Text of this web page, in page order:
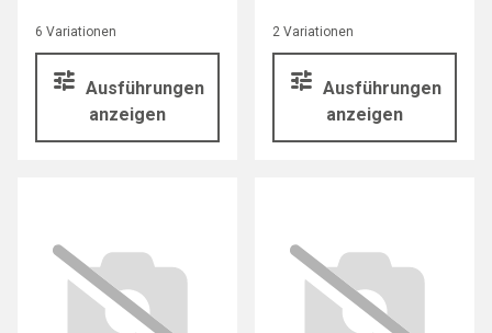
6 Variationen
Ausführungen
anzeigen
2 Variationen
Ausführungen
anzeigen